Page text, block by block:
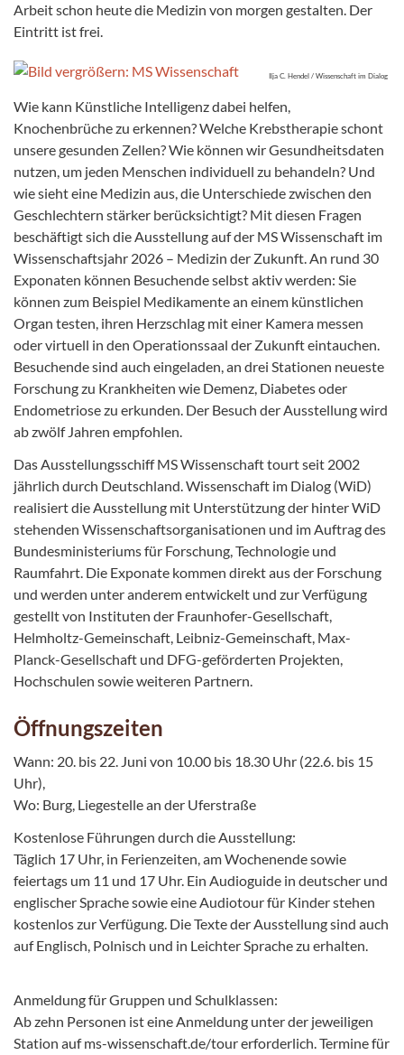
Arbeit schon heute die Medizin von morgen gestalten. Der
Eintritt ist frei.
Ilja C. Hendel / Wissenschaft im Dialog
Wie kann Künstliche Intelligenz dabei helfen,
Knochenbrüche zu erkennen? Welche Krebstherapie schont
unsere gesunden Zellen? Wie können wir Gesundheitsdaten
nutzen, um jeden Menschen individuell zu behandeln? Und
wie sieht eine Medizin aus, die Unterschiede zwischen den
Geschlechtern stärker berücksichtigt? Mit diesen Fragen
beschäftigt sich die Ausstellung auf der MS Wissenschaft im
Wissenschaftsjahr 2026 – Medizin der Zukunft. An rund 30
Exponaten können Besuchende selbst aktiv werden: Sie
können zum Beispiel Medikamente an einem künstlichen
Organ testen, ihren Herzschlag mit einer Kamera messen
oder virtuell in den Operationssaal der Zukunft eintauchen.
Besuchende sind auch eingeladen, an drei Stationen neueste
Forschung zu Krankheiten wie Demenz, Diabetes oder
Endometriose zu erkunden. Der Besuch der Ausstellung wird
ab zwölf Jahren empfohlen.
Das Ausstellungsschiff MS Wissenschaft tourt seit 2002
jährlich durch Deutschland. Wissenschaft im Dialog (WiD)
realisiert die Ausstellung mit Unterstützung der hinter WiD
stehenden Wissenschaftsorganisationen und im Auftrag des
Bundesministeriums für Forschung, Technologie und
Raumfahrt. Die Exponate kommen direkt aus der Forschung
und werden unter anderem entwickelt und zur Verfügung
gestellt von Instituten der Fraunhofer-Gesellschaft,
Helmholtz-Gemeinschaft, Leibniz-Gemeinschaft, Max-
Planck-Gesellschaft und DFG-geförderten Projekten,
Hochschulen sowie weiteren Partnern.
Öffnungszeiten
Wann: 20. bis 22. Juni von 10.00 bis 18.30 Uhr (22.6. bis 15
Uhr),
Wo: Burg, Liegestelle an der Uferstraße
Kostenlose Führungen durch die Ausstellung:
Täglich 17 Uhr, in Ferienzeiten, am Wochenende sowie
feiertags um 11 und 17 Uhr. Ein Audioguide in deutscher und
englischer Sprache sowie eine Audiotour für Kinder stehen
kostenlos zur Verfügung. Die Texte der Ausstellung sind auch
auf Englisch, Polnisch und in Leichter Sprache zu erhalten.
Anmeldung für Gruppen und Schulklassen:
Ab zehn Personen ist eine Anmeldung unter der jeweiligen
Station auf ms-wissenschaft.de/tour erforderlich. Termine für